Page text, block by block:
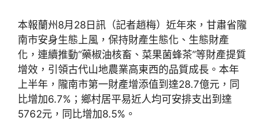
本報蘭州8月28日訊（記者趙梅）近年來，甘肅省隴
南市安身生態上風，保持財產生態化、生態財產
化，連續推動“藥椒油核畜、菜果菌蜂茶”等財產提質
增效，引領古代山地農業高東西的品質成長。本年
上半年，隴南市第一財產增添值到達28.7億元，同
比增加6.7%；鄉村居平易近人均可安排支出到達
5762元，同比增加8.5%。